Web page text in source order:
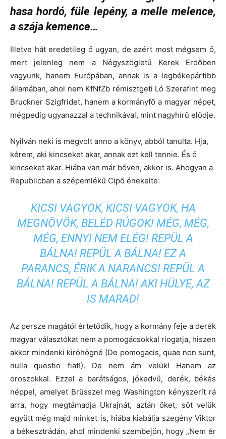
hasa hordó, füle lepény, a melle melence,
a szája kemence…
Illetve hát eredetileg ő ugyan, de azért most mégsem ő,
mert jelenleg nem a Négyszögletű Kerek Erdőben
vagyunk, hanem Európában, annak is a legbékepártibb
államában, ahol nem KfNfZb rémisztgeti Ló Szerafint meg
Bruckner Szigfridet, hanem a kormányfő a magyar népet,
mégpedig ugyanazzal a technikával, mint nagyhírű elődje.
Nyilván neki is megvolt anno a könyv, abból tanulta. Hja,
kérem, aki kincseket akar, annak ezt kell tennie. És ő
kincseket akar. Hiába van már bőven, akkor is. Ahogyan a
Republicban a szépemlékű Cipő énekelte:
KICSI VAGYOK, KICSI VAGYOK, HA
MEGNÖVÖK, BELÉD RÚGOK! MÉG, MÉG,
MÉG, ENNYI NEM ELÉG! REPÜL A
BÁLNA! REPÜL A BÁLNA! EZ A
PARANCS, ÉRIK A NARANCS! REPÜL A
BÁLNA! REPÜL A BÁLNA! AKI HÜLYE, AZ
IS MARAD!
Az persze magától értetődik, hogy a kormány feje a derék
magyar választókat nem a pomogácsokkal riogatja, hiszen
akkor mindenki kiröhögné (De pomogacis, quae non sunt,
nulla questio fiat!). De nem ám velük! Hanem az
oroszokkal. Ezzel a barátságos, jókedvű, derék, békés
néppel, amelyet Brüsszel meg Washington kényszerít rá
arra, hogy megtámadja Ukrajnát, aztán őket, sőt velük
együtt még majd minket is, hiába kiabálja szegény Viktor
a békesztrádán, ahol mindenki szembejön, hogy „Nem ér